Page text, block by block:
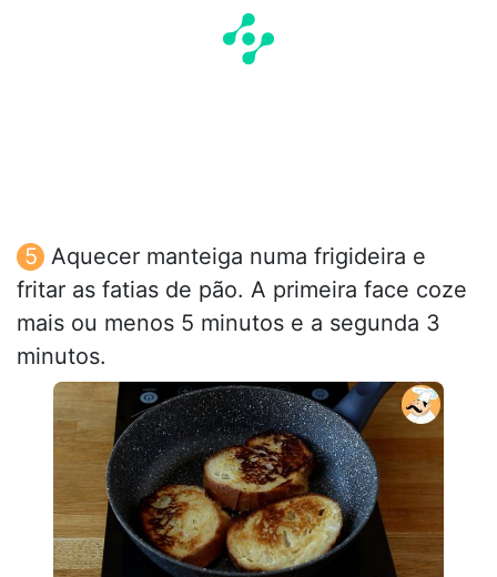
Aquecer manteiga numa frigideira e
fritar as fatias de pão. A primeira face coze
mais ou menos 5 minutos e a segunda 3
minutos.